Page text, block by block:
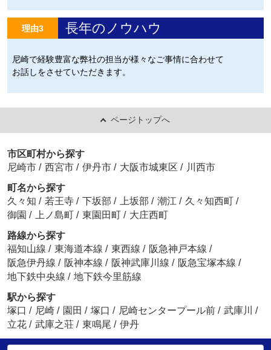
理由3 長年のノウハウ
尼崎で経験豊富な弊社の担当が様々なご事情に合わせて
お話しをさせていただきます。
ページトップへ
市区町村から探す
尼崎市 / 西宮市 / 伊丹市 / 大阪市城東区 / 川西市
町名から探す
久々知 / 若王寺 / 下坂部 / 上坂部 / 潮江 / 久々知西町 /
御園 / 上ノ島町 / 東園田町 / 大庄西町
路線から探す
福知山線 / 東海道本線 / 東西線 / 阪急神戸本線 /
阪急伊丹線 / 阪神本線 / 阪神武庫川線 / 阪急宝塚本線 /
地下鉄中央線 / 地下鉄今里筋線
駅から探す
塚口 / 尼崎 / 園田 / 塚口 / 尼崎センタープール前 / 武庫川
/
立花 / 武庫之荘 / 東鳴尾 / 伊丹